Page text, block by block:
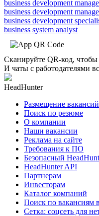
business development
business development
business development
business system analyst
Сканируйте QR-код,
И чаты с работодателями
HeadHunter
Размещение вакансий
Поиск по резюме
О компании
Наши вакансии
Реклама на сайте
Требования к ПО
Безопасный
HeadHunter API
Партнерам
Инвесторам
Каталог компаний
Поиск по вакансиям
Сетка: соцсеть для